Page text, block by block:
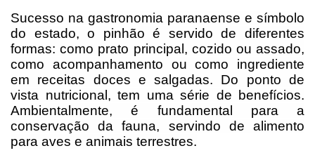
Sucesso na gastronomia paranaense e símbolo
do estado, o pinhão é servido de diferentes
formas: como prato principal, cozido ou assado,
como acompanhamento ou como ingrediente
em receitas doces e salgadas. Do ponto de
vista nutricional, tem uma série de benefícios.
Ambientalmente, é fundamental para a
conservação da fauna, servindo de alimento
para aves e animais terrestres.